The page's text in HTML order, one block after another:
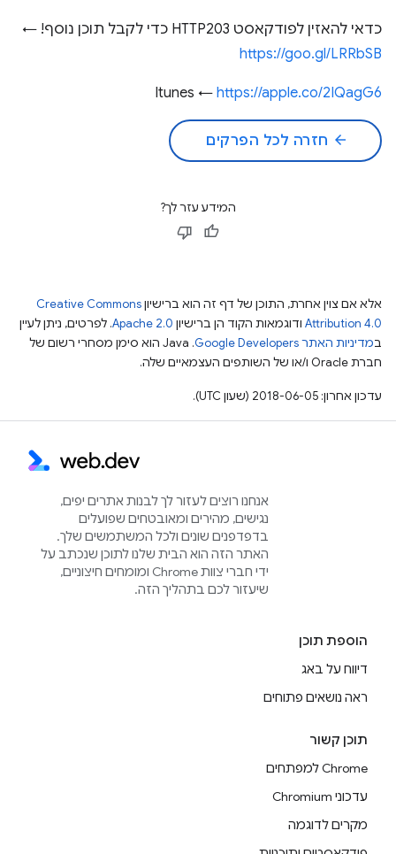
כדאי להאזין לפודקאסט HTTP203 כדי לקבל תוכן נוסף! ←
https://goo.gl/LRRbSB
Itunes ← https://apple.co/2IQagG6
arrow_back חזרה לכל הפרקים
המידע עזר לך?
אלא אם צוין אחרת, התוכן של דף זה הוא ברישיוןCreative Commons
Attribution 4.0 ודוגמאות הקוד הן ברישיון Apache 2.0. לפרטים, ניתן לעיין
במדיניות האתר Google Developers‏
.‏ Java הוא סימן מסחרי רשום של
חברת Oracle ו/או של השותפים העצמאיים שלה.
עדכון אחרון: 2018-06-05 (שעון UTC).
אנחנו רוצים לעזור לך לבנות אתרים יפים,
נגישים, מהירים ומאובטחים שפועלים
בדפדפנים שונים ולכל המשתמשים שלך.
האתר הזה הוא הבית שלנו לתוכן שנכתב על
ידי חברי צוות Chrome ומומחים חיצוניים,
שיעזור לכם בתהליך הזה.
הוספת תוכן
דיווח על באג
ראה נושאים פתוחים
תוכן קשור
Chrome למפתחים
עדכוני Chromium
מקרים לדוגמה